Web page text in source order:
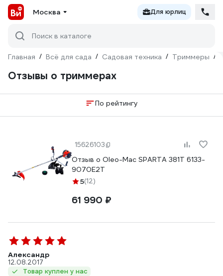
Москва Для юрлиц
Поиск в каталоге
Главная / Всё для сада / Садовая техника / Триммеры /
Отзывы о триммерах
По рейтингу
15626103
Отзыв о Oleo-Mac SPARTA 381T 6133-
9070E2T
5(12)
61 990 ₽
Александр
12.08.2017
Товар куплен у нас